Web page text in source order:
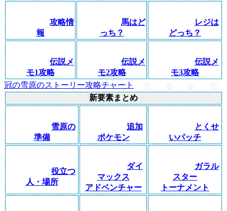
攻略情
報
馬はど
っち？
レジは
どっち？
伝説メ
モ1攻略
伝説メ
モ2攻略
伝説メ
モ3攻略
冠の雪原のストーリー攻略チャート
新要素まとめ
雪原の
準備
追加
ポケモン
とくせ
いパッチ
役立つ
人・場所
ダイ
マックス
アドベンチャー
ガラル
スター
トーナメント